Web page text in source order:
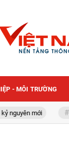
- MÔI TRƯỜNG
mới Thị